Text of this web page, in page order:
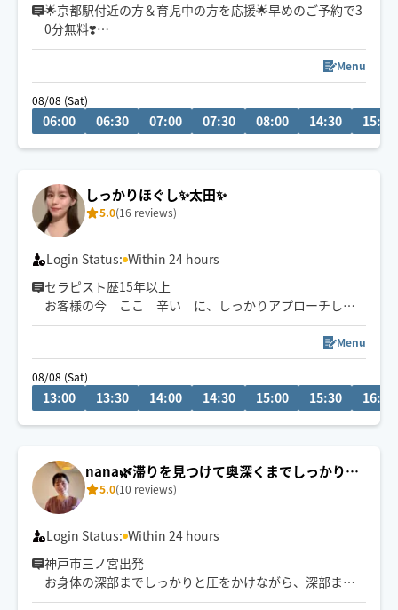
🌟京都駅付近の方＆育児中の方を応援🌟早めのご予約で3
0分無料❣️
初めまして。指圧と整体とリバースエイジング(若返り)が
得意なエステティシャンです♪有名人も通われる会員制
サロンにスカウトされ、勤めておりました。大阪府個人
ランキング上位実績あり。有名５つ星ホテルのサロン勤
務(60分・22,000円〜)
Menu
08/08 (Sat)
06:00 06:30 07:00 07:30 08:00 14:30 15:00
しっかりほぐし✨太田✨
5.0(16 reviews)
Login Status: Within 24 hours
セラピスト歴15年以上
お客様の今 ここ 辛い に、しっかりアプローチして
いきます。
もみほぐし、オイル、ストレッチを得意とし、しっかり
とした圧から優しいタッチまでお客様に合わせてご対応
いたします。
Menu
08/08 (Sat)
13:00 13:30 14:00 14:30 15:00 15:30 16:00
nana🌿滞りを見つけて奥深くまでしっかりア
プローチ🐾
5.0(10 reviews)
Login Status: Within 24 hours
神戸市三ノ宮出発
お身体の深部までしっかりと圧をかけながら、深部まで
緩めていく施術が得意です☺️